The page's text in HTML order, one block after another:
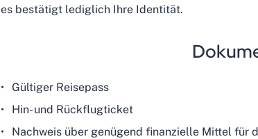
es bestätigt lediglich Ihre Identität.
Gültiger Reisepass
Hin- und Rückflugticket
Nachweis über genügend finanzielle Mittel für